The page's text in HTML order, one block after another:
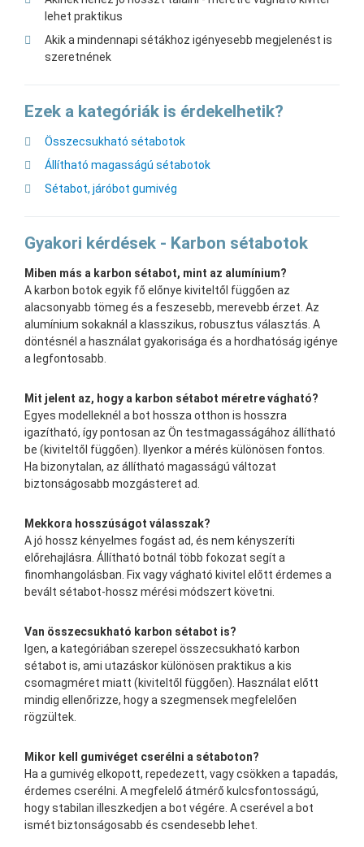
lehet praktikus
Akik a mindennapi sétákhoz igényesebb megjelenést is
szeretnének
Ezek a kategóriák is érdekelhetik?
Összecsukható sétabotok
Állítható magasságú sétabotok
Sétabot, járóbot gumivég
Gyakori kérdések - Karbon sétabotok
Miben más a karbon sétabot, mint az alumínium?
A karbon botok egyik fő előnye kiviteltől függően az
alacsonyabb tömeg és a feszesebb, merevebb érzet. Az
alumínium sokaknál a klasszikus, robusztus választás. A
döntésnél a használat gyakorisága és a hordhatóság igénye
a legfontosabb.
Mit jelent az, hogy a karbon sétabot méretre vágható?
Egyes modelleknél a bot hossza otthon is hosszra
igazítható, így pontosan az Ön testmagasságához állítható
be (kiviteltől függően). Ilyenkor a mérés különösen fontos.
Ha bizonytalan, az állítható magasságú változat
biztonságosabb mozgásteret ad.
Mekkora hosszúságot válasszak?
A jó hossz kényelmes fogást ad, és nem kényszeríti
előrehajlásra. Állítható botnál több fokozat segít a
finomhangolásban. Fix vagy vágható kivitel előtt érdemes a
bevált sétabot-hossz mérési módszert követni.
Van összecsukható karbon sétabot is?
Igen, a kategóriában szerepel összecsukható karbon
sétabot is, ami utazáskor különösen praktikus a kis
csomagméret miatt (kiviteltől függően). Használat előtt
mindig ellenőrizze, hogy a szegmensek megfelelően
rögzültek.
Mikor kell gumivéget cserélni a sétaboton?
Ha a gumivég elkopott, repedezett, vagy csökken a tapadás,
érdemes cserélni. A megfelelő átmérő kulcsfontosságú,
hogy stabilan illeszkedjen a bot végére. A cserével a bot
ismét biztonságosabb és csendesebb lehet.